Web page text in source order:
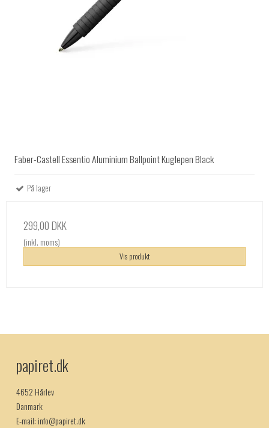
Faber-Castell Essentio Aluminium Ballpoint Kuglepen Black
På lager
299,00 DKK
(inkl. moms)
Vis produkt
papiret.dk
4652 Hårlev
Danmark
E-mail: info@papiret.dk